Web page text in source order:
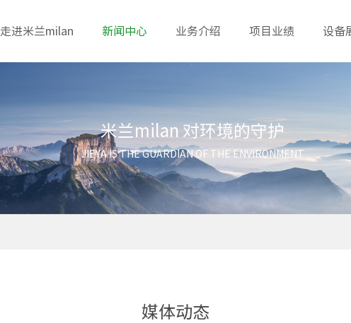
走进米兰milan 新闻中心 业务介绍 项目业绩 设备
米兰milan 对环境的守护
JIEYA IS THE GUARDIAN OF THE ENVIRONMENT
媒体动态